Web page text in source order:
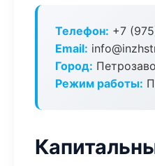
Телефон: +7
Email:
Город:
Режим работы: